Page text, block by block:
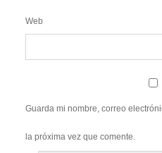
Web
Guarda mi nombre, correo
la próxima vez que comente.